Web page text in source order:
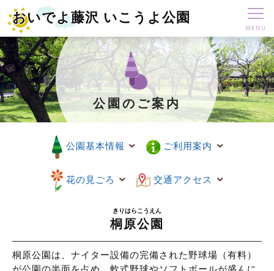
おいでよ藤沢 いこうよ公園
公園のご案内
公園基本情報 ご利用案内
花の見ごろ 交通アクセス
桐原公園
桐原公園は、ナイター設備の完備された野球場（有料）
が公園の半面を占め、軟式野球やソフトボールが盛んに